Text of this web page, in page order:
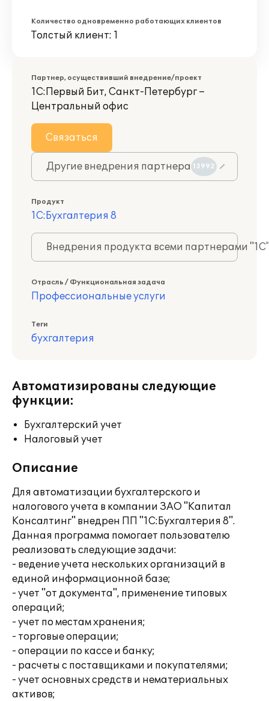
Количество одновременно работающих клиентов
Толстый клиент: 1
Партнер, осуществивший внедрение/проект
1С:Первый Бит, Санкт-Петербург –
Центральный офис
Связаться
Другие внедрения партнера 13992
Продукт
1С:Бухгалтерия 8
Внедрения продукта всеми партнерами
Отрасль / Функциональная задача
Профессиональные услуги
Теги
бухгалтерия
Автоматизированы следующие
функции:
Бухгалтерский учет
Налоговый учет
Описание
Для автоматизации бухгалтерского и
налогового учета в компании ЗАО "Капитал
Консалтинг" внедрен ПП "1С:Бухгалтерия 8".
Данная программа помогает пользователю
реализовать следующие задачи:
- ведение учета нескольких организаций в
единой информационной базе;
- учет "от документа", применение типовых
операций;
- учет по местам хранения;
- торговые операции;
- операции по кассе и банку;
- расчеты с поставщиками и покупателями;
- учет основных средств и нематериальных
активов;